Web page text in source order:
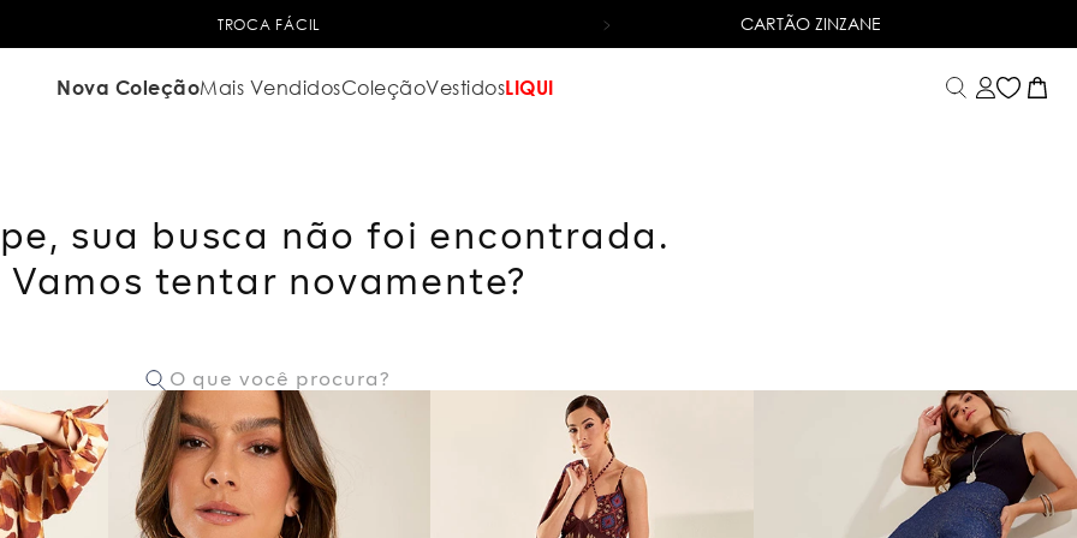
TROCA FÁCIL 6X SEM JUROSNO CARTÃO DE CRÉDITO
CARTÃO ZINZANE
Nova ColeçãoMais VendidosColeçãoVestidosLIQUI
sua busca não foi encontrada.
Vamos tentar novamente?